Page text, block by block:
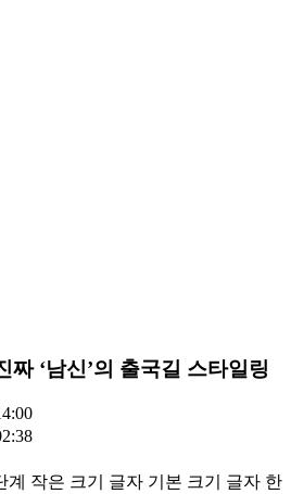
‘남신’의 출국길 스타일링
계 작은 크기 글자 기본 크기 글자 한